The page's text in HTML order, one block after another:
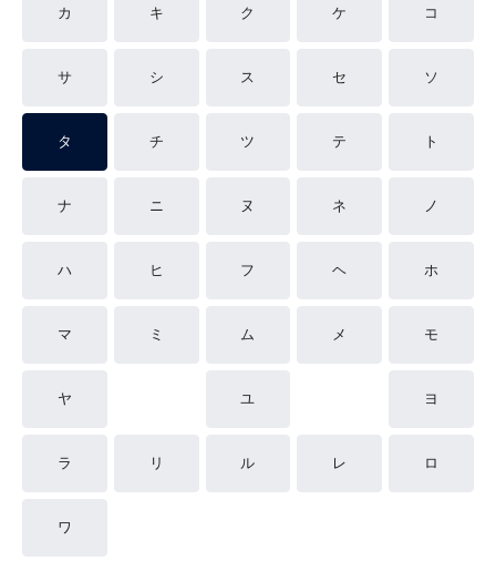
カ キ ク ケ コ
サ シ ス セ ソ
タ チ ツ テ ト
ナ ニ ヌ ネ ノ
ハ ヒ フ ヘ ホ
マ ミ ム メ モ
ヤ ユ ヨ
ラ リ ル レ ロ
ワ